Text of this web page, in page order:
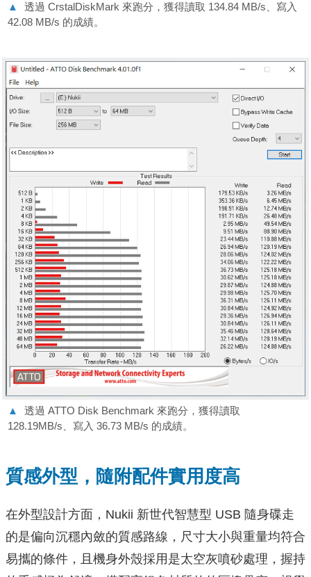
▲
透過 CrstalDiskMark 來跑分，獲得讀取 134.84 MB/s、寫入
42.08 MB/s 的成績。
▲
透過 ATTO Disk Benchmark 來跑分，獲得讀取
128.19MB/s、寫入 36.73 MB/s 的成績。
質感外型，隨附配件實用度高
在外型設計方面，Nukii 新世代智慧型 USB 隨身碟走
的是偏向沉穩內斂的質感路線，尺寸大小與重量均符合
易攜的條件，且機身外殼採用是太空灰噴砂處理，握持